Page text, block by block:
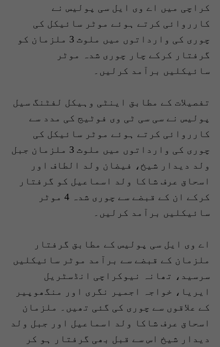
کراچی میں اے وی ایل سی پولیس نے
کارروائی کرتے ہوئے موٹر سائیکل کی
چوری کی وارداتوں میں ملوث 3 ملزمان کو
گرفتار کرکے چار چوری شدہ موٹر
سائیکلیں برآمد کرلیں۔
تفصیلات کے مطابق اینٹی وہیکل لفٹنگ سیل
پولیس نے سی سی ٹی وی فوٹیج کی مدد سے
کارروائی کرتے ہوئے موٹر سائیکل کی
چوری کی وارداتوں میں ملوث 3 ملزمان جبل
ولد دیدار شیخ، فیضان ولد الطاف اور
اسحاق عرف شاکا ولد اسماعیل کو گرفتار
کرکے ان کے قبضے سے چوری شدہ 4 موٹر
سائیکلیں برآمد کرلیں۔
اے وی ایل سی پولیس کے مطابق گرفتار
ملزمان کے قبضے سے برآمد موٹر سائیکلیں
سرسید، تھانہ نیوکراچی انڈسٹریل
ایریا، خواجہ اجمیر نگری اور منگھوپیر
کے علاقوں سے چوری کی گئی تھیں۔ ملزمان
اسحاق عرف شاکا ولد اسماعیل اور جبل ولد
دیدار شیخ اس سے قبل بھی گرفتار ہو کر